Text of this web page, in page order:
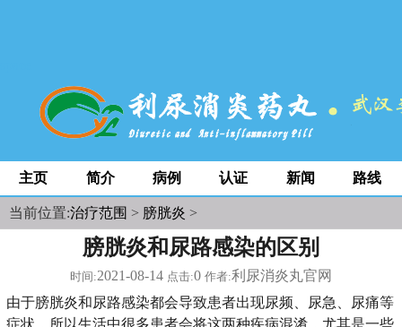
主页 简介 病例 认证 新闻 路线
当前位置:治疗范围 > 膀胱炎 >
膀胱炎和尿路感染的区别
时间:2021-08-14 点击:0 作者:利尿消炎丸官网
由于膀胱炎和尿路感染都会导致患者出现尿频、尿急、尿痛等
症状，所以生活中很多患者会将这两种疾病混淆，尤其是一些